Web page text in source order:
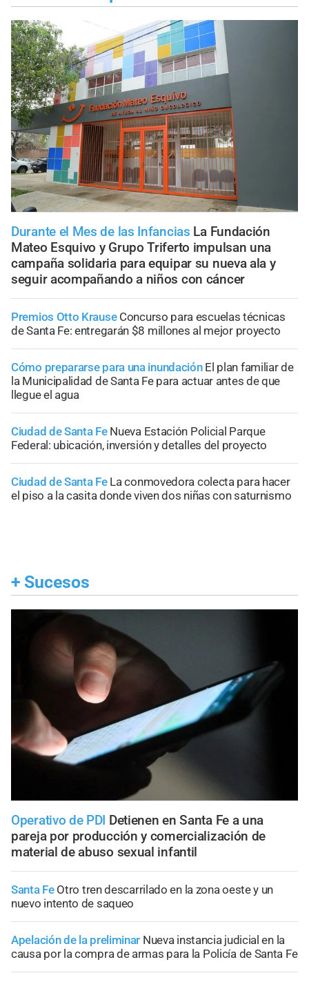
Durante el Mes de las Infancias La Fundación
Mateo Esquivo y Grupo Triferto impulsan una
campaña solidaria para equipar su nueva ala y
seguir acompañando a niños con cáncer
Premios Otto Krause Concurso para escuelas técnicas
de Santa Fe: entregarán $8 millones al mejor proyecto
Cómo prepararse para una inundación El plan familiar de
la Municipalidad de Santa Fe para actuar antes de que
llegue el agua
Ciudad de Santa Fe Nueva Estación Policial Parque
Federal: ubicación, inversión y detalles del proyecto
Ciudad de Santa Fe La conmovedora colecta para hacer
el piso a la casita donde viven dos niñas con saturnismo
+ Sucesos
Operativo de PDI Detienen en Santa Fe a una
pareja por producción y comercialización de
material de abuso sexual infantil
Santa Fe Otro tren descarrilado en la zona oeste y un
nuevo intento de saqueo
Apelación de la preliminar Nueva instancia judicial en la
causa por la compra de armas para la Policía de Santa Fe